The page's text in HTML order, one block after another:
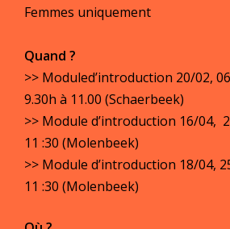
Femmes uniquement
Quand ?
>> Moduled’introduction 20/02,
9.30h à 11.00 (Schaerbeek)
>> Module d’introduction 16/04,
11 :30 (Molenbeek)
>> Module d’introduction 18/04,
11 :30 (Molenbeek)